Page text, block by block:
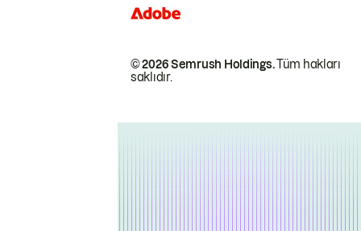
© 2026 Semrush Holdings.Tüm hakları
saklıdır.